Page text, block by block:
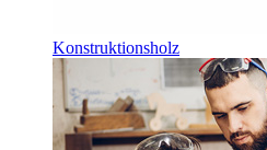
Konstruktionsholz